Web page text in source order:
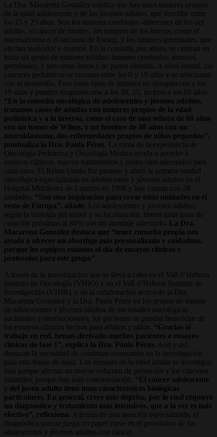
La Dra. Macarena González explica que hay unos tumores propios
de la edad adolescente y de los jóvenes adultos, que describe entre
los 15 y 25 años. Son los tumores cerebrales -diferentes de los del
adulto-, el cáncer de tiroides, los tumores de los huesos, como el
osteosarcoma o el sarcoma de Ewing, y los tumores germinales, que
afectan testículos y ovarios. En la consulta, por ahora, se centran en
tratar un grupo de tumores sólidos: tumores cerebrales, tumores
germinales, y sarcomas óseos y de partes blandas. A nivel estatal, los
cánceres pediátricos se cuentan entre los 0 y 19 años y se relacionan
con el desarrollo. Pero estos tipos de tumores no desaparecen a los
19 años y pueden diagnosticarse a los 20, 25, incluso a los 60 años.
“En la consulta oncológica de adolescentes y jóvenes adultos,
tratamos casos de adultos con tumores propios de la edad
pediátrica y a la inversa, como el caso de una señora de 60 años
con un tumor de Wilms, y un hombre de 48 años con un
neuroblastoma, dos enfermedades propias de niños pequeños”,
puntualiza la Dra. Paula Pérez . La suma de la experiencia de
Oncología Pediátrica y Oncología Médica ayuda a acceder a
ensayos clínicos, nuevos tratamientos y protocolos adecuados para
cada caso. El Reino Unido fue pionero y abrió la primera unidad
oncológica especializada en adolescentes y jóvenes adultos en el
Hospital Middlesex de Londres en 1998 y hoy cuenta con 28
unidades. “Son una inspiración para crear estas unidades en el
resto de Europa”, añade . Los adolescentes y jóvenes adultos,
según la biología del tumor y su localización, tienen unas tasas de
curación próximas al 80% con un abordaje adecuado.
La Dra.
Macarena González destaca que “tener consulta propia nos
ayuda a ofrecer un abordaje más personalizado y cuidadoso,
porque los equipos estamos al día de ensayos clínicos y
protocolos para este grupo”
A través de la investigación que se lleva a cabo en el Vall d’Hebron
Instituto de Oncología (VHIO) y en el Vall d’Hebron Instituto de
Investigación (VHIR), y de la colaboración activa de la Dra.
Macarena González y la Dra. Paula Pérez en los grupos de trabajo
de adolescentes y jóvenes adultos de sociedades oncológicas
nacionales e internacionales, los pacientes se puedan beneficiar de
los ensayos clínicos hechos para adultos y niños. “Gracias al
trabajo en red, hemos derivado muchos pacientes a ensayos
clínicos de fase 1” explica la Dra. Paula Pérez. Aun y así,
destacan la necesidad de continuar avanzando en la investigación
para esta franja de edad. Los tumores de la edad adulta se investigan
más porque afectan un mayor volumen de población y los cánceres
infantiles, porque hay más concienciación. “El cáncer adolescente
y del joven adulto tiene unas características biológicas
particulares. En general, crece más deprisa, por lo cual requiere
un diagnóstico y tratamiento más intensivos, que a la vez es más
efectivo”, reflexiona . Además de una atención especializada, el
diagnóstico precoz juega un papel clave en el pronóstico de los
adolescentes y jóvenes adultos con cáncer.